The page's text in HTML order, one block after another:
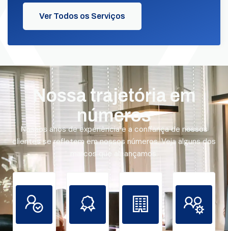
Ver Todos os Serviços
Nossa trajetória em
números
Nossos anos de experiência e a confiança de nossos
clientes se refletem em nossos números. Veja alguns dos
marcos que alcançamos.